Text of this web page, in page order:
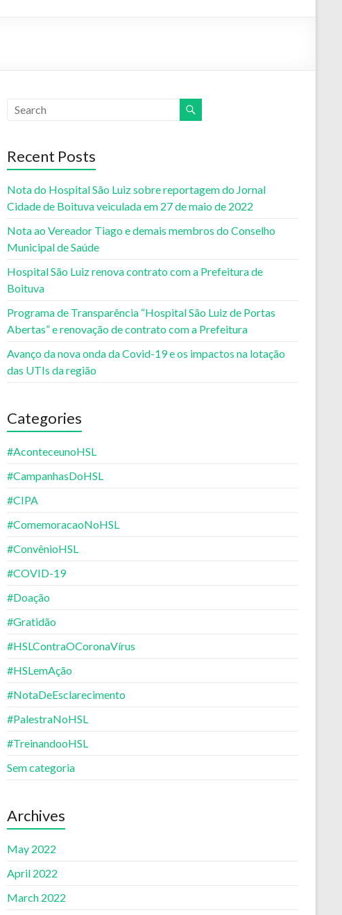
Recent Posts
Nota do Hospital São Luiz sobre reportagem do Jornal
Cidade de Boituva veiculada em 27 de maio de 2022
Nota ao Vereador Tiago e demais membros do Conselho
Municipal de Saúde
Hospital São Luiz renova contrato com a Prefeitura de
Boituva
Programa de Transparência “Hospital São Luiz de Portas
Abertas” e renovação de contrato com a Prefeitura
Avanço da nova onda da Covid-19 e os impactos na lotação
das UTIs da região
Categories
#AconteceunoHSL
#CampanhasDoHSL
#CIPA
#ComemoracaoNoHSL
#ConvênioHSL
#COVID-19
#Doação
#Gratidão
#HSLContraOCoronaVírus
#HSLemAção
#NotaDeEsclarecimento
#PalestraNoHSL
#TreinandooHSL
Sem categoria
Archives
May 2022
April 2022
March 2022